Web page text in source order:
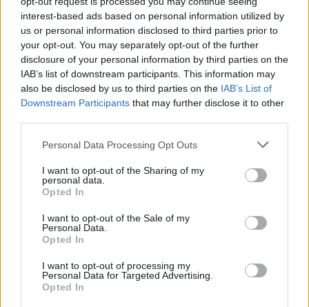
interest-based ads based on personal information utilized by
us or personal information disclosed to third parties prior to
your opt-out. You may separately opt-out of the further
disclosure of your personal information by third parties on the
IAB’s list of downstream participants. This information may
also be disclosed by us to third parties on the IAB’s List of
Downstream Participants that may further disclose it to other
Personal Data Processing Opt Outs
I want to opt-out of the Sharing of my
personal data.
Opted In
I want to opt-out of the Sale of my
Personal Data.
Opted In
I want to opt-out of processing my
Personal Data for Targeted Advertising.
Opted In
06.08.2026 - 20.03
Πάνω από 60 σημεία με καθαρό πόσιμο νερό σε
06.08.2026 - 15.22